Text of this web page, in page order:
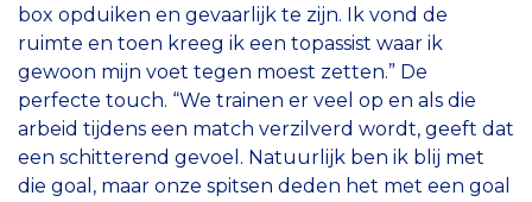
box opduiken en gevaarlijk te zijn. Ik vond de
ruimte en toen kreeg ik een topassist waar ik
gewoon mijn voet tegen moest zetten.” De
perfecte touch. “We trainen er veel op en als die
arbeid tijdens een match verzilverd wordt, geeft dat
een schitterend gevoel. Natuurlijk ben ik blij met
die goal, maar onze spitsen deden het met een goal